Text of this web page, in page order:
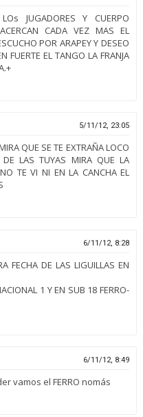
JUGADORES Y CUERPO
CADA VEZ MAS EL
POR ARAPEY Y DESEO
FUERTE EL TANGO LA FRANJA
5/11/12, 23:05
QUE SE TE EXTRAÑA LOCO
DE LAS TUYAS MIRA QUE LA
TE VI NI EN LA CANCHA EL
6/11/12, 8:28
FECHA DE LAS LIGUILLAS EN
1 Y EN SUB 18 FERRO-
6/11/12, 8:49
vamos el FERRO nomás